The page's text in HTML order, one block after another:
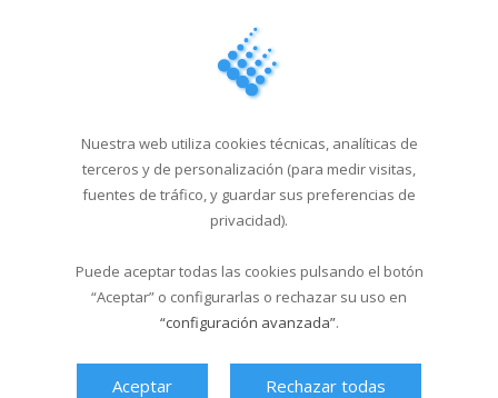
22/02/2024
Campus Sar Entroido ´24
Multixogo especial
Navidad con la visita...
Última hora
Nuestra web utiliza cookies técnicas, analíticas de
terceros y de personalización (para medir visitas,
fuentes de tráfico, y guardar sus preferencias de
privacidad).
Puede aceptar todas las cookies pulsando el botón
“Aceptar” o configurarlas o rechazar su uso en
“configuración avanzada”.
Aceptar Rechazar todas